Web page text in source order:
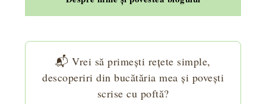
📬 Vrei să primești rețete simple,
descoperiri din bucătăria mea și povești
scrise cu poftă?